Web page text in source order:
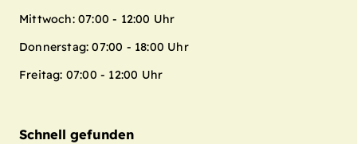
Mittwoch: 07:00 - 12:00 Uhr
Donnerstag: 07:00 - 18:00 Uhr
Freitag: 07:00 - 12:00 Uhr
Schnell gefunden